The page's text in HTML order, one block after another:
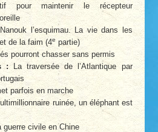
pour maintenir le récepteur
l’esquimau. La vie dans les
de la faim (4e partie)
pourront chasser sans permis
:La traversée de l’Atlantique par
parfois en marche
ruinée, un éléphant est
guerre civile en Chine